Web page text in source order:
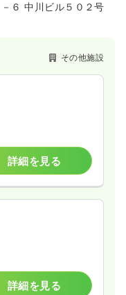
６ 中川ビル５０２号
その他施設
詳細を見る
詳細を見る